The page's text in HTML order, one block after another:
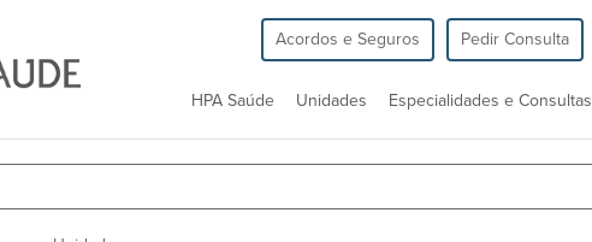
Acordos e Seguros Pedir Consulta
HPA Saúde Unidades Especialidades e Consultas